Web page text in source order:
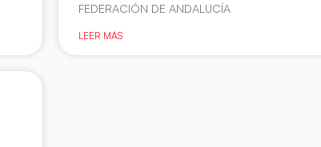
FEDERACIÓN DE ANDALUCÍA
LEER MÁS